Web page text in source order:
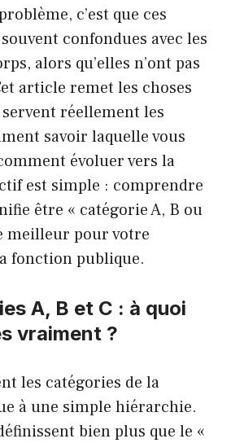
c’est que ces
confondues avec les
alors qu’elles n’ont pas
article remet les choses
réellement les
savoir laquelle vous
évoluer vers la
est simple : comprendre
être « catégorie A, B ou
meilleur pour votre
fonction publique.
A, B et C : à quoi
vraiment ?
les catégories de la
à une simple hiérarchie.
bien plus que le «